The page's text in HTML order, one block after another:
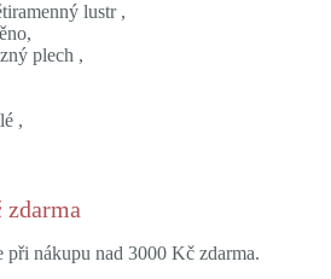
lustr ,
plech ,
,
zdarma
při nákupu nad 3000 Kč zdarma.